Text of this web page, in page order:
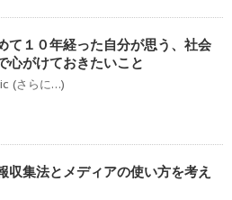
て１０年経った自分が思う、社会
心がけておきたいこと
(さらに…)
収集法とメディアの使い方を考え